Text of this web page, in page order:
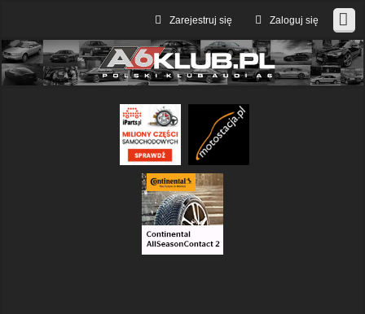
Zaloguj się
Zarejestruj się